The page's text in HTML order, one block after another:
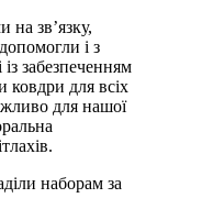
на зв’язку,
і з
забезпеченням
для всіх
для нашої
наборам за